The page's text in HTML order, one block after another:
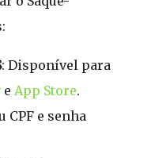
: Disponível para
e App Store.
CPF e senha